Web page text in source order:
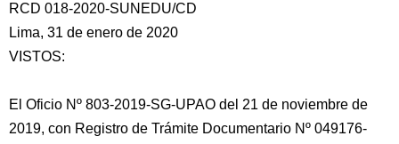
RCD 018-2020-SUNEDU/CD
Lima, 31 de enero de 2020
VISTOS:
El Oficio Nº 803-2019-SG-UPAO del 21 de noviembre de
2019, con Registro de Trámite Documentario Nº 049176-